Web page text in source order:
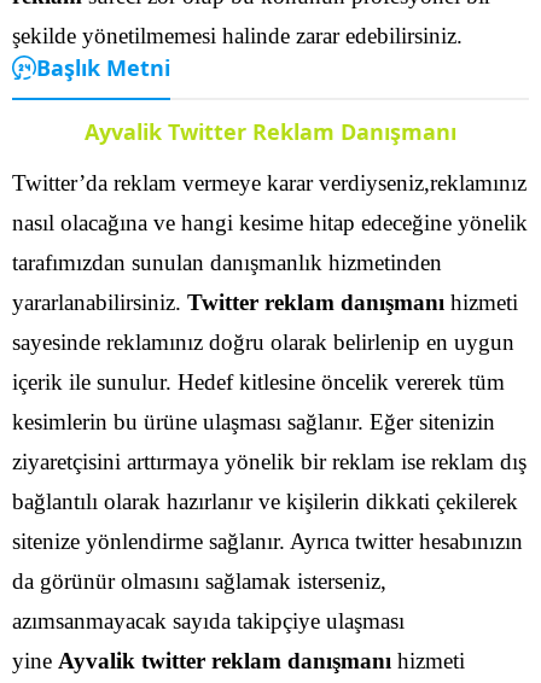
şekilde yönetilmemesi halinde zarar edebilirsiniz.
Başlık Metni
Ayvalik Twitter Reklam Danışmanı
Twitter’da reklam vermeye karar verdiyseniz,reklamınız
nasıl olacağına ve hangi kesime hitap edeceğine yönelik
tarafımızdan sunulan danışmanlık hizmetinden
yararlanabilirsiniz. Twitter reklam danışmanı hizmeti
sayesinde reklamınız doğru olarak belirlenip en uygun
içerik ile sunulur. Hedef kitlesine öncelik vererek tüm
kesimlerin bu ürüne ulaşması sağlanır. Eğer sitenizin
ziyaretçisini arttırmaya yönelik bir reklam ise reklam dış
bağlantılı olarak hazırlanır ve kişilerin dikkati çekilerek
sitenize yönlendirme sağlanır. Ayrıca twitter hesabınızın
da görünür olmasını sağlamak isterseniz,
azımsanmayacak sayıda takipçiye ulaşması
yine Ayvalik twitter reklam danışmanı hizmeti